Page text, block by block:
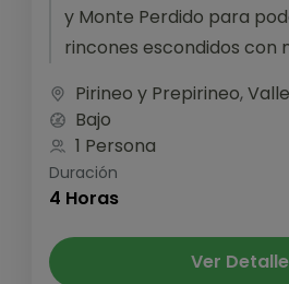
y Monte Perdido para
rincones escondidos con
Pirineo y Prepirineo,
Bajo
1 Persona
Duración
4 Horas
Ver